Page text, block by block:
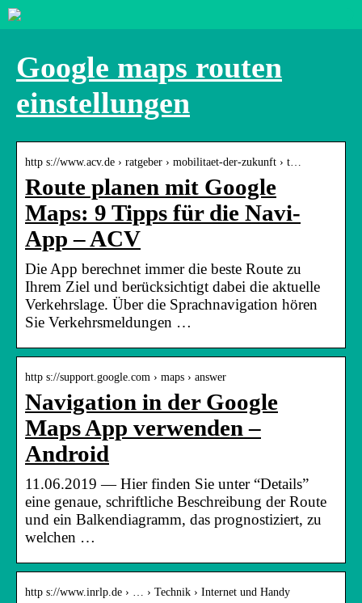
Google maps routen
einstellungen
http s://www.acv.de › ratgeber › mobilitaet-der-zukunft › t…
Route planen mit Google
Maps: 9 Tipps für die Navi-
App – ACV
Die App berechnet immer die beste Route zu
Ihrem Ziel und berücksichtigt dabei die aktuelle
Verkehrslage. Über die Sprachnavigation hören
Sie Verkehrsmeldungen …
http s://support.google.com › maps › answer
Navigation in der Google
Maps App verwenden –
Android
11.06.2019 — Hier finden Sie unter “Details”
eine genaue, schriftliche Beschreibung der Route
und ein Balkendiagramm, das prognostiziert, zu
welchen …
http s://www.inrlp.de › … › Technik › Internet und Handy